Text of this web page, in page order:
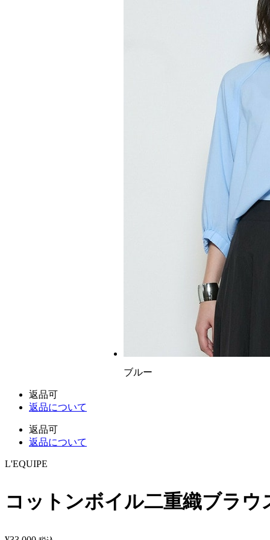
ブルー
返品可
返品について
返品可
返品について
L'EQUIPE
コットンボイル二重織ブラウ